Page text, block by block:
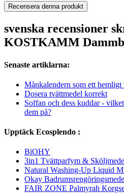
Recensera denna produkt
svenska recensioner
KOSTKAMM
Senaste artiklarna:
Månkalendern som ett hemligt
Dosera tvättmedel korrekt
Soffan och dess kuddar -
dem på?
Upptäck Ecosplendo :
BiOHY
3in1 Tvättparfym &
Natural Washing-Up Liquid
Okay
FAIR ZONE Palmyrah